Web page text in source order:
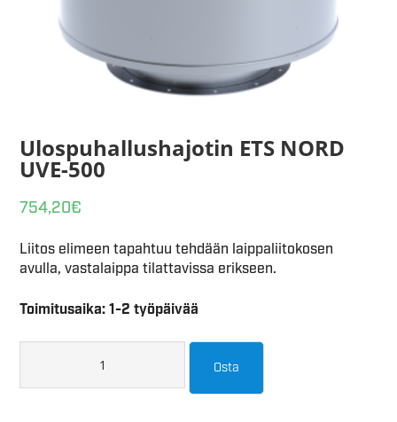
Ulospuhallushajotin ETS NORD
UVE-500
754,20€
Liitos elimeen tapahtuu tehdään laippaliitokosen
avulla, vastalaippa tilattavissa erikseen.
Toimitusaika: 1-2 työpäivää
Osta